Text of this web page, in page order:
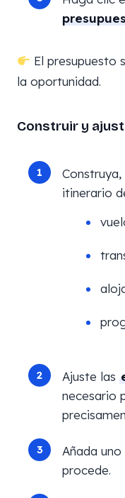
El presupuesto
la oportunidad.
Construir y
itinerario
Ajuste las
necesario
Añada
procede.